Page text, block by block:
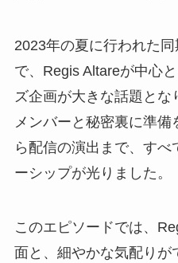
2023年の夏に行われた
で、Regis Altareが中心
ズ企画が大きな話題と
メンバーと秘密裏に準
ら配信の演出まで、す
ーシップが光りました。
このエピソードでは、
面と、細やかな気配り